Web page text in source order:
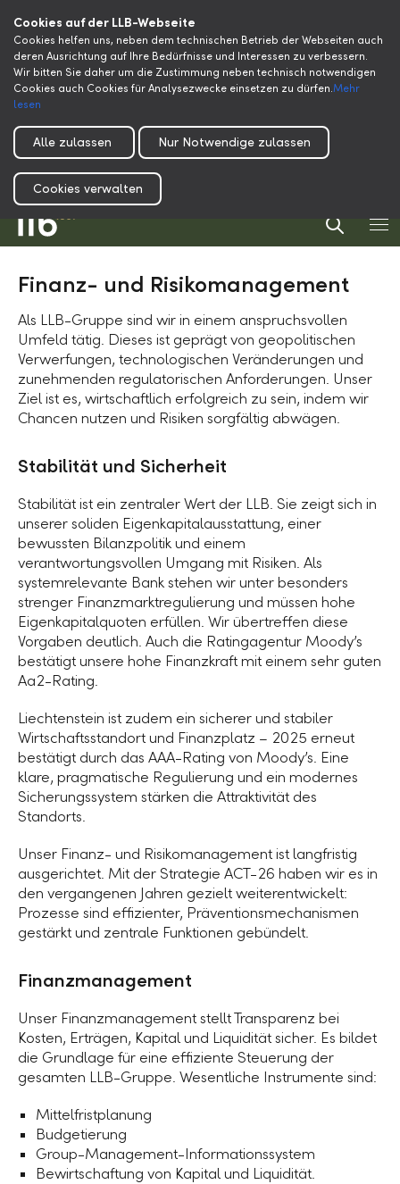
Cookies auf der LLB-Webseite
Cookies helfen uns, neben dem technischen Betrieb der Webseiten auch
deren Ausrichtung auf Ihre Bedürfnisse und Interessen zu verbessern.
Wir bitten Sie daher um die Zustimmung neben technisch notwendigen
Cookies auch Cookies für Analysezwecke einsetzen zu dürfen.Mehr
lesen
Alle zulassen Nur Notwendige zulassen
Cookies verwalten
Finanz- und Risikomanagement
Als LLB-Gruppe sind wir in einem anspruchsvollen
Umfeld tätig. Dieses ist geprägt von geopolitischen
Verwerfungen, technologischen Veränderungen und
zunehmenden regulatorischen Anforderungen. Unser
Ziel ist es, wirtschaftlich erfolgreich zu sein, indem wir
Chancen nutzen und Risiken sorgfältig abwägen.
Stabilität und Sicherheit
Stabilität ist ein zentraler Wert der LLB. Sie zeigt sich in
unserer soliden Eigenkapitalausstattung, einer
bewussten Bilanzpolitik und einem
verantwortungsvollen Umgang mit Risiken. Als
systemrelevante Bank stehen wir unter besonders
strenger Finanzmarktregulierung und müssen hohe
Eigenkapitalquoten erfüllen. Wir übertreffen diese
Vorgaben deutlich. Auch die Ratingagentur Moody’s
bestätigt unsere hohe Finanzkraft mit einem sehr guten
Aa2-Rating.
Liechtenstein ist zudem ein sicherer und stabiler
Wirtschaftsstandort und Finanzplatz – 2025 erneut
bestätigt durch das AAA-Rating von Moody’s. Eine
klare, pragmatische Regulierung und ein modernes
Sicherungssystem stärken die Attraktivität des
Standorts.
Unser Finanz- und Risikomanagement ist langfristig
ausgerichtet. Mit der Strategie ACT-26 haben wir es in
den vergangenen Jahren gezielt weiterentwickelt:
Prozesse sind effizienter, Präventionsmechanismen
gestärkt und zentrale Funktionen gebündelt.
Finanzmanagement
Unser Finanzmanagement stellt Transparenz bei
Kosten, Erträgen, Kapital und Liquidität sicher. Es bildet
die Grundlage für eine effiziente Steuerung der
gesamten LLB-Gruppe. Wesentliche Instrumente sind:
Mittelfristplanung
Budgetierung
Group-Management-Informationssystem
Bewirtschaftung von Kapital und Liquidität.